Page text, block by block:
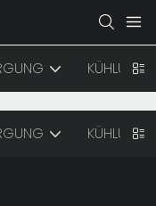
KÜHLUNG
KÜHLUNG